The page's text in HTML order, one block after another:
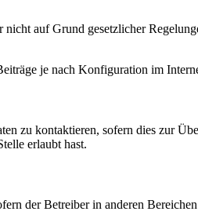
auf Grund gesetzlicher
je nach Konfiguration im
zu kontaktieren, sofern dies zur
erlaubt hast.
der Betreiber in anderen